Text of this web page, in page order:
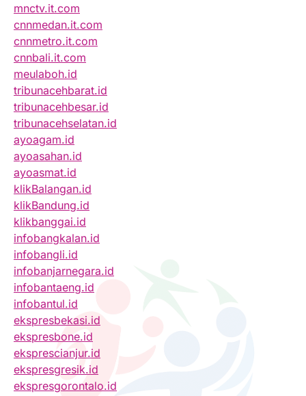
mnctv.it.com
cnnmedan.it.com
cnnmetro.it.com
cnnbali.it.com
meulaboh.id
tribunacehbarat.id
tribunacehbesar.id
tribunacehselatan.id
ayoagam.id
ayoasahan.id
ayoasmat.id
klikBalangan.id
klikBandung.id
klikbanggai.id
infobangkalan.id
infobangli.id
infobanjarnegara.id
infobantaeng.id
infobantul.id
ekspresbekasi.id
ekspresbone.id
eksprescianjur.id
ekspresgresik.id
ekspresgorontalo.id